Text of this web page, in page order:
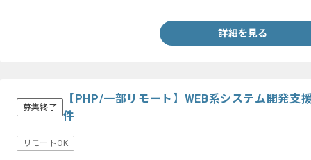
詳細を見る
募集終了
【PHP/一部リモート】WEB系システム開発支
件
リモートOK